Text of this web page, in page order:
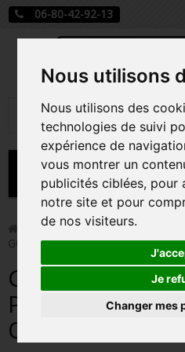
Nous utilisons
Nous utilisons des
technologies de suivi
expérience de
vous montrer un
publicités ciblées, pour
notre site et pour
de nos visiteurs.
Je
Changer mes
06-80-42-92-13
MENU
CARTE A JOUER
PRÉCOMMANDE FIGURINES POP
FIGURINES POP MANGA
FIGURINES POP DISNEY
FIGURINES POP MARVEL
Funko Pop! > GODZILLA
GODZILLA MINUS ONE /
GODZILLA HEAT
PREMIUM /
ONE / FIGURINE